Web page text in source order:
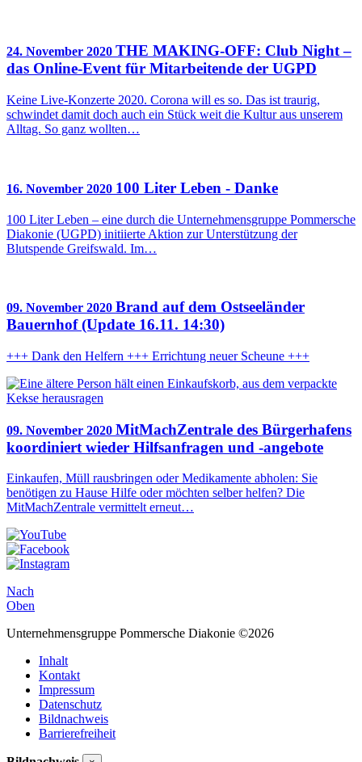
24. November 2020 THE MAKING-OFF: Club Night –
das Online-Event für Mitarbeitende der UGPD
Keine Live-Konzerte 2020. Corona will es so. Das ist traurig,
schwindet damit doch auch ein Stück weit die Kultur aus unserem
Alltag. So ganz wollten…
16. November 2020 100 Liter Leben - Danke
100 Liter Leben – eine durch die Unternehmensgruppe Pommersche
Diakonie (UGPD) initiierte Aktion zur Unterstützung der
Blutspende Greifswald. Im…
09. November 2020 Brand auf dem Ostseeländer
Bauernhof (Update 16.11. 14:30)
+++ Dank den Helfern +++ Errichtung neuer Scheune +++
09. November 2020 MitMachZentrale des Bürgerhafens
koordiniert wieder Hilfsanfragen und -angebote
Einkaufen, Müll rausbringen oder Medikamente abholen: Sie
benötigen zu Hause Hilfe oder möchten selber helfen? Die
MitMachZentrale vermittelt erneut…
Nach
Oben
Unternehmensgruppe Pommersche Diakonie ©2026
Inhalt
Kontakt
Impressum
Datenschutz
Bildnachweis
Barrierefreiheit